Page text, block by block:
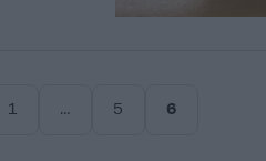
1
…
5
6